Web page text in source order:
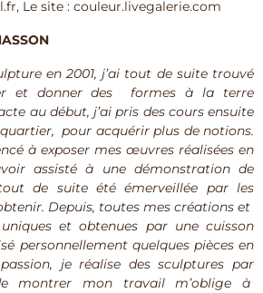
Le site : couleur.livegalerie.com
en 2001, j’ai tout de suite trouvé
et donner des formes à la terre
au début, j’ai pris des cours ensuite
pour acquérir plus de notions.
à exposer mes œuvres réalisées en
assisté à une démonstration de
de suite été émerveillée par les
Depuis, toutes mes créations et
et obtenues par une cuisson
personnellement quelques pièces en
je réalise des sculptures par
montrer mon travail m’oblige à